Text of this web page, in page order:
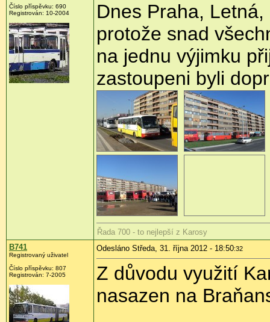
Číslo příspěvku: 690
Registrován: 10-2004
Dnes Praha,
protože snad
na jednu výjimku
zastoupeni byli
Řada 700 - to nejlepší z Karosy
B741
Registrovaný uživatel
Číslo příspěvku: 807
Registrován: 7-2005
Odesláno Středa, 31. října 2012 - 18:50:32
Z důvodu využití
nasazen na